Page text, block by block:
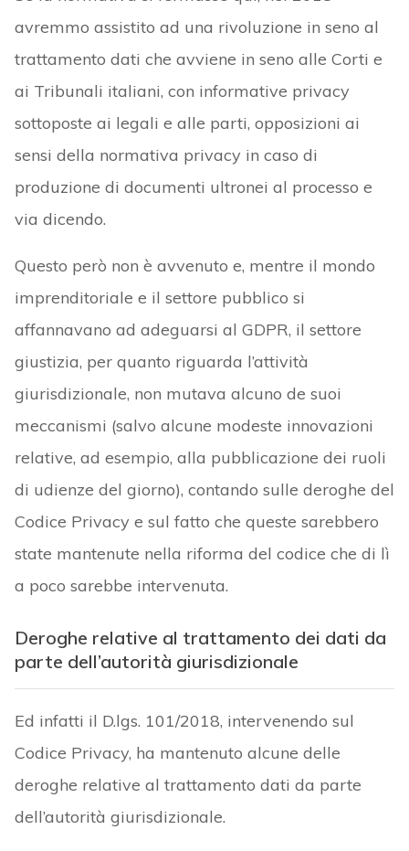
avremmo assistito ad una rivoluzione in seno al
trattamento dati che avviene in seno alle Corti e
ai Tribunali italiani, con informative privacy
sottoposte ai legali e alle parti, opposizioni ai
sensi della normativa privacy in caso di
produzione di documenti ultronei al processo e
via dicendo.
Questo però non è avvenuto e, mentre il mondo
imprenditoriale e il settore pubblico si
affannavano ad adeguarsi al GDPR, il settore
giustizia, per quanto riguarda l’attività
giurisdizionale, non mutava alcuno de suoi
meccanismi (salvo alcune modeste innovazioni
relative, ad esempio, alla pubblicazione dei ruoli
di udienze del giorno), contando sulle deroghe del
Codice Privacy e sul fatto che queste sarebbero
state mantenute nella riforma del codice che di lì
a poco sarebbe intervenuta.
Deroghe relative al trattamento dei dati da
parte dell’autorità giurisdizionale
Ed infatti il D.lgs. 101/2018, intervenendo sul
Codice Privacy, ha mantenuto alcune delle
deroghe relative al trattamento dati da parte
dell’autorità giurisdizionale.